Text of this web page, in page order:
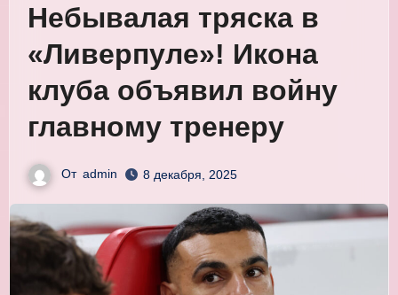
Небывалая тряска в
«Ливерпуле»! Икона
клуба объявил войну
главному тренеру
От admin 8 декабря, 2025